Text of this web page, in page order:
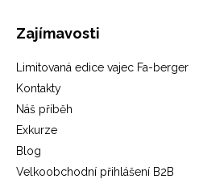
Zajímavosti
Limitovaná edice vajec Fa-berger
Kontakty
Náš příběh
Exkurze
Blog
Velkoobchodní přihlášení B2B